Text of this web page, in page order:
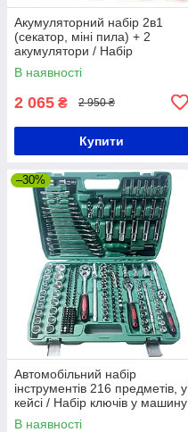
Акумуляторний набір 2в1
(секатор, міні пила) + 2
акумулятори / Набір
ланцюгова пилка та секатор
садовий
В наявності
2 065 ₴ 2 950 ₴
Купити
–30%
Автомобільний набір
інструментів 216 предметів, у
кейсі / Набір ключів у машину
/ Набір головок з тріскачкою
В наявності